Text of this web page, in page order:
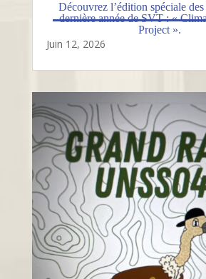
Découvrez l’édition spéciale
dernière année de SVT : «
Project ».
Juin 12, 2026